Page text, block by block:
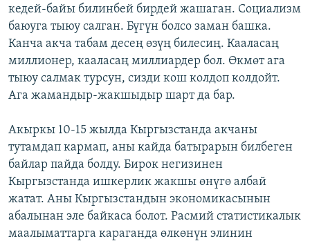
кедей-байы билинбей бирдей жашаган. Социализм
баюуга тыюу салган. Бүгүн болсо заман башка.
Канча акча табам десең өзүң билесиң. Кааласаң
миллионер, кааласаң миллиардер бол. Өкмөт ага
тыюу салмак турсун, сизди кош колдоп колдойт.
Ага жамандыр-жакшыдыр шарт да бар.
Акыркы 10-15 жылда Кыргызстанда акчаны
тутамдап кармап, аны кайда батырарын билбеген
байлар пайда болду. Бирок негизинен
Кыргызстанда ишкерлик жакшы өнүгө албай
жатат. Аны Кыргызстандын экономикасынын
абалынан эле байкаса болот. Расмий статистикалык
маалыматтарга караганда өлкөнүн элинин